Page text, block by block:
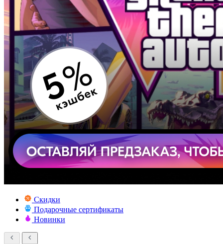
Скидки
Подарочные сертификаты
Новинки